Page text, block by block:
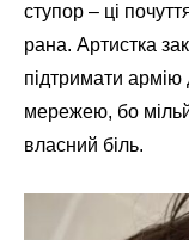
ступор – ці
рана. Артистка
підтримати армію
мережею, бо
власний біль.